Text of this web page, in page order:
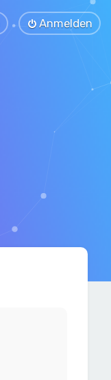
Anmelden